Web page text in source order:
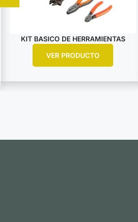
KIT BASICO DE HERRAMIENTAS
VER PRODUCTO